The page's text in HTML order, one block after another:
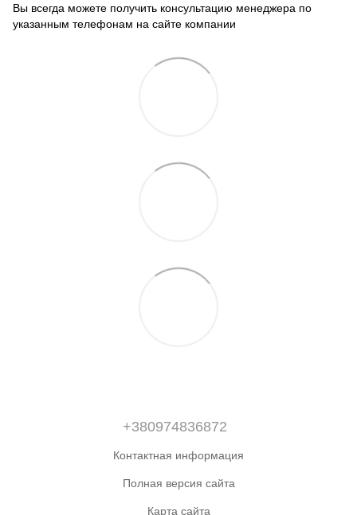
Вы всегда можете получить консультацию менеджера по
указанным телефонам на сайте компании
+380974836872
Контактная информация
Полная версия сайта
Карта сайта